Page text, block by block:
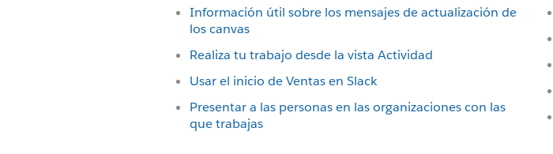
Información útil sobre los mensajes de actualización de
los canvas
Realiza tu trabajo desde la vista Actividad
Usar el inicio de Ventas en Slack
Presentar a las personas en las organizaciones con las
que trabajas